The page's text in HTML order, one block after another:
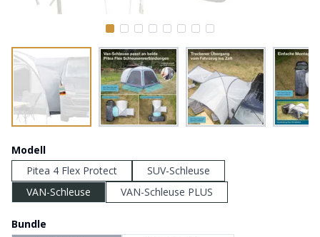
Modell
Pitea 4 Flex Protect
SUV-Schleuse
VAN-Schleuse
VAN-Schleuse PLUS
Bundle